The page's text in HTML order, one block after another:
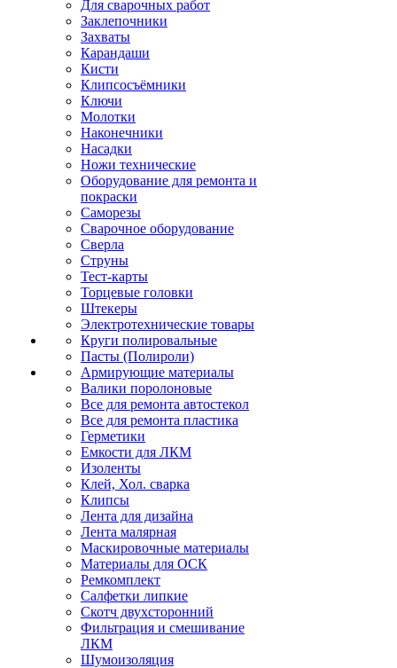
Для сварочных работ
Заклепочники
Захваты
Карандаши
Кисти
Клипсосъёмники
Ключи
Молотки
Наконечники
Насадки
Ножи технические
Оборудование для ремонта и
покраски
Саморезы
Сварочное оборудование
Сверла
Струны
Тест-карты
Торцевые головки
Штекеры
Электротехнические товары
Круги полировальные
Пасты (Полироли)
Армирующие материалы
Валики поролоновые
Все для ремонта автостекол
Все для ремонта пластика
Герметики
Емкости для ЛКМ
Изоленты
Клей, Хол. сварка
Клипсы
Лента для дизайна
Лента малярная
Маскировочные материалы
Материалы для ОСК
Ремкомплект
Салфетки липкие
Скотч двухсторонний
Фильтрация и смешивание
ЛКМ
Шумоизоляция